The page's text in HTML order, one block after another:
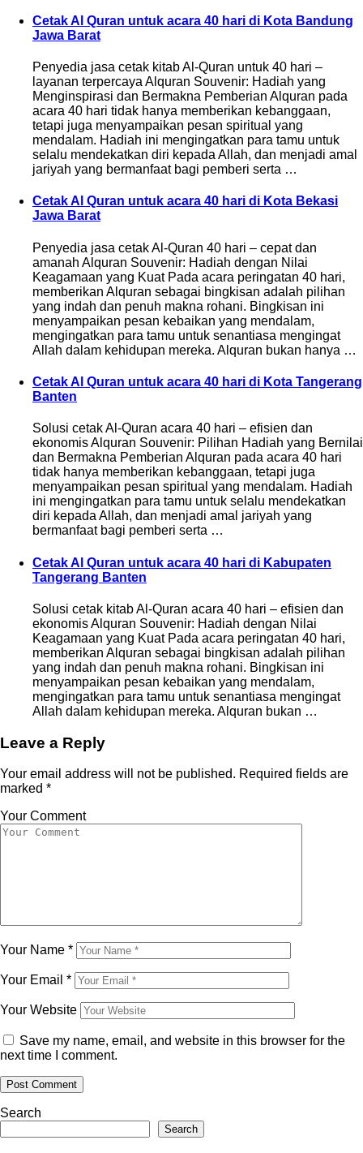
Cetak Al Quran untuk acara 40 hari di Kota Bandung
Jawa Barat
Penyedia jasa cetak kitab Al-Quran untuk 40 hari –
layanan terpercaya Alquran Souvenir: Hadiah yang
Menginspirasi dan Bermakna Pemberian Alquran pada
acara 40 hari tidak hanya memberikan kebanggaan,
tetapi juga menyampaikan pesan spiritual yang
mendalam. Hadiah ini mengingatkan para tamu untuk
selalu mendekatkan diri kepada Allah, dan menjadi amal
jariyah yang bermanfaat bagi pemberi serta …
Cetak Al Quran untuk acara 40 hari di Kota Bekasi
Jawa Barat
Penyedia jasa cetak Al-Quran 40 hari – cepat dan
amanah Alquran Souvenir: Hadiah dengan Nilai
Keagamaan yang Kuat Pada acara peringatan 40 hari,
memberikan Alquran sebagai bingkisan adalah pilihan
yang indah dan penuh makna rohani. Bingkisan ini
menyampaikan pesan kebaikan yang mendalam,
mengingatkan para tamu untuk senantiasa mengingat
Allah dalam kehidupan mereka. Alquran bukan hanya …
Cetak Al Quran untuk acara 40 hari di Kota Tangerang
Banten
Solusi cetak Al-Quran acara 40 hari – efisien dan
ekonomis Alquran Souvenir: Pilihan Hadiah yang Bernilai
dan Bermakna Pemberian Alquran pada acara 40 hari
tidak hanya memberikan kebanggaan, tetapi juga
menyampaikan pesan spiritual yang mendalam. Hadiah
ini mengingatkan para tamu untuk selalu mendekatkan
diri kepada Allah, dan menjadi amal jariyah yang
bermanfaat bagi pemberi serta …
Cetak Al Quran untuk acara 40 hari di Kabupaten
Tangerang Banten
Solusi cetak kitab Al-Quran acara 40 hari – efisien dan
ekonomis Alquran Souvenir: Hadiah dengan Nilai
Keagamaan yang Kuat Pada acara peringatan 40 hari,
memberikan Alquran sebagai bingkisan adalah pilihan
yang indah dan penuh makna rohani. Bingkisan ini
menyampaikan pesan kebaikan yang mendalam,
mengingatkan para tamu untuk senantiasa mengingat
Allah dalam kehidupan mereka. Alquran bukan …
Leave a Reply
Your email address will not be published. Required fields are
marked *
Your Comment
Your Name *
Your Email *
Your Website
Save my name, email, and website in this browser for the
next time I comment.
Search
Search